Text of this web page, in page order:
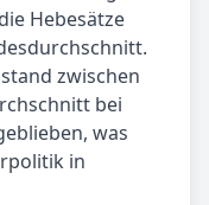
Hebesätze
zwischen
bei
was
in